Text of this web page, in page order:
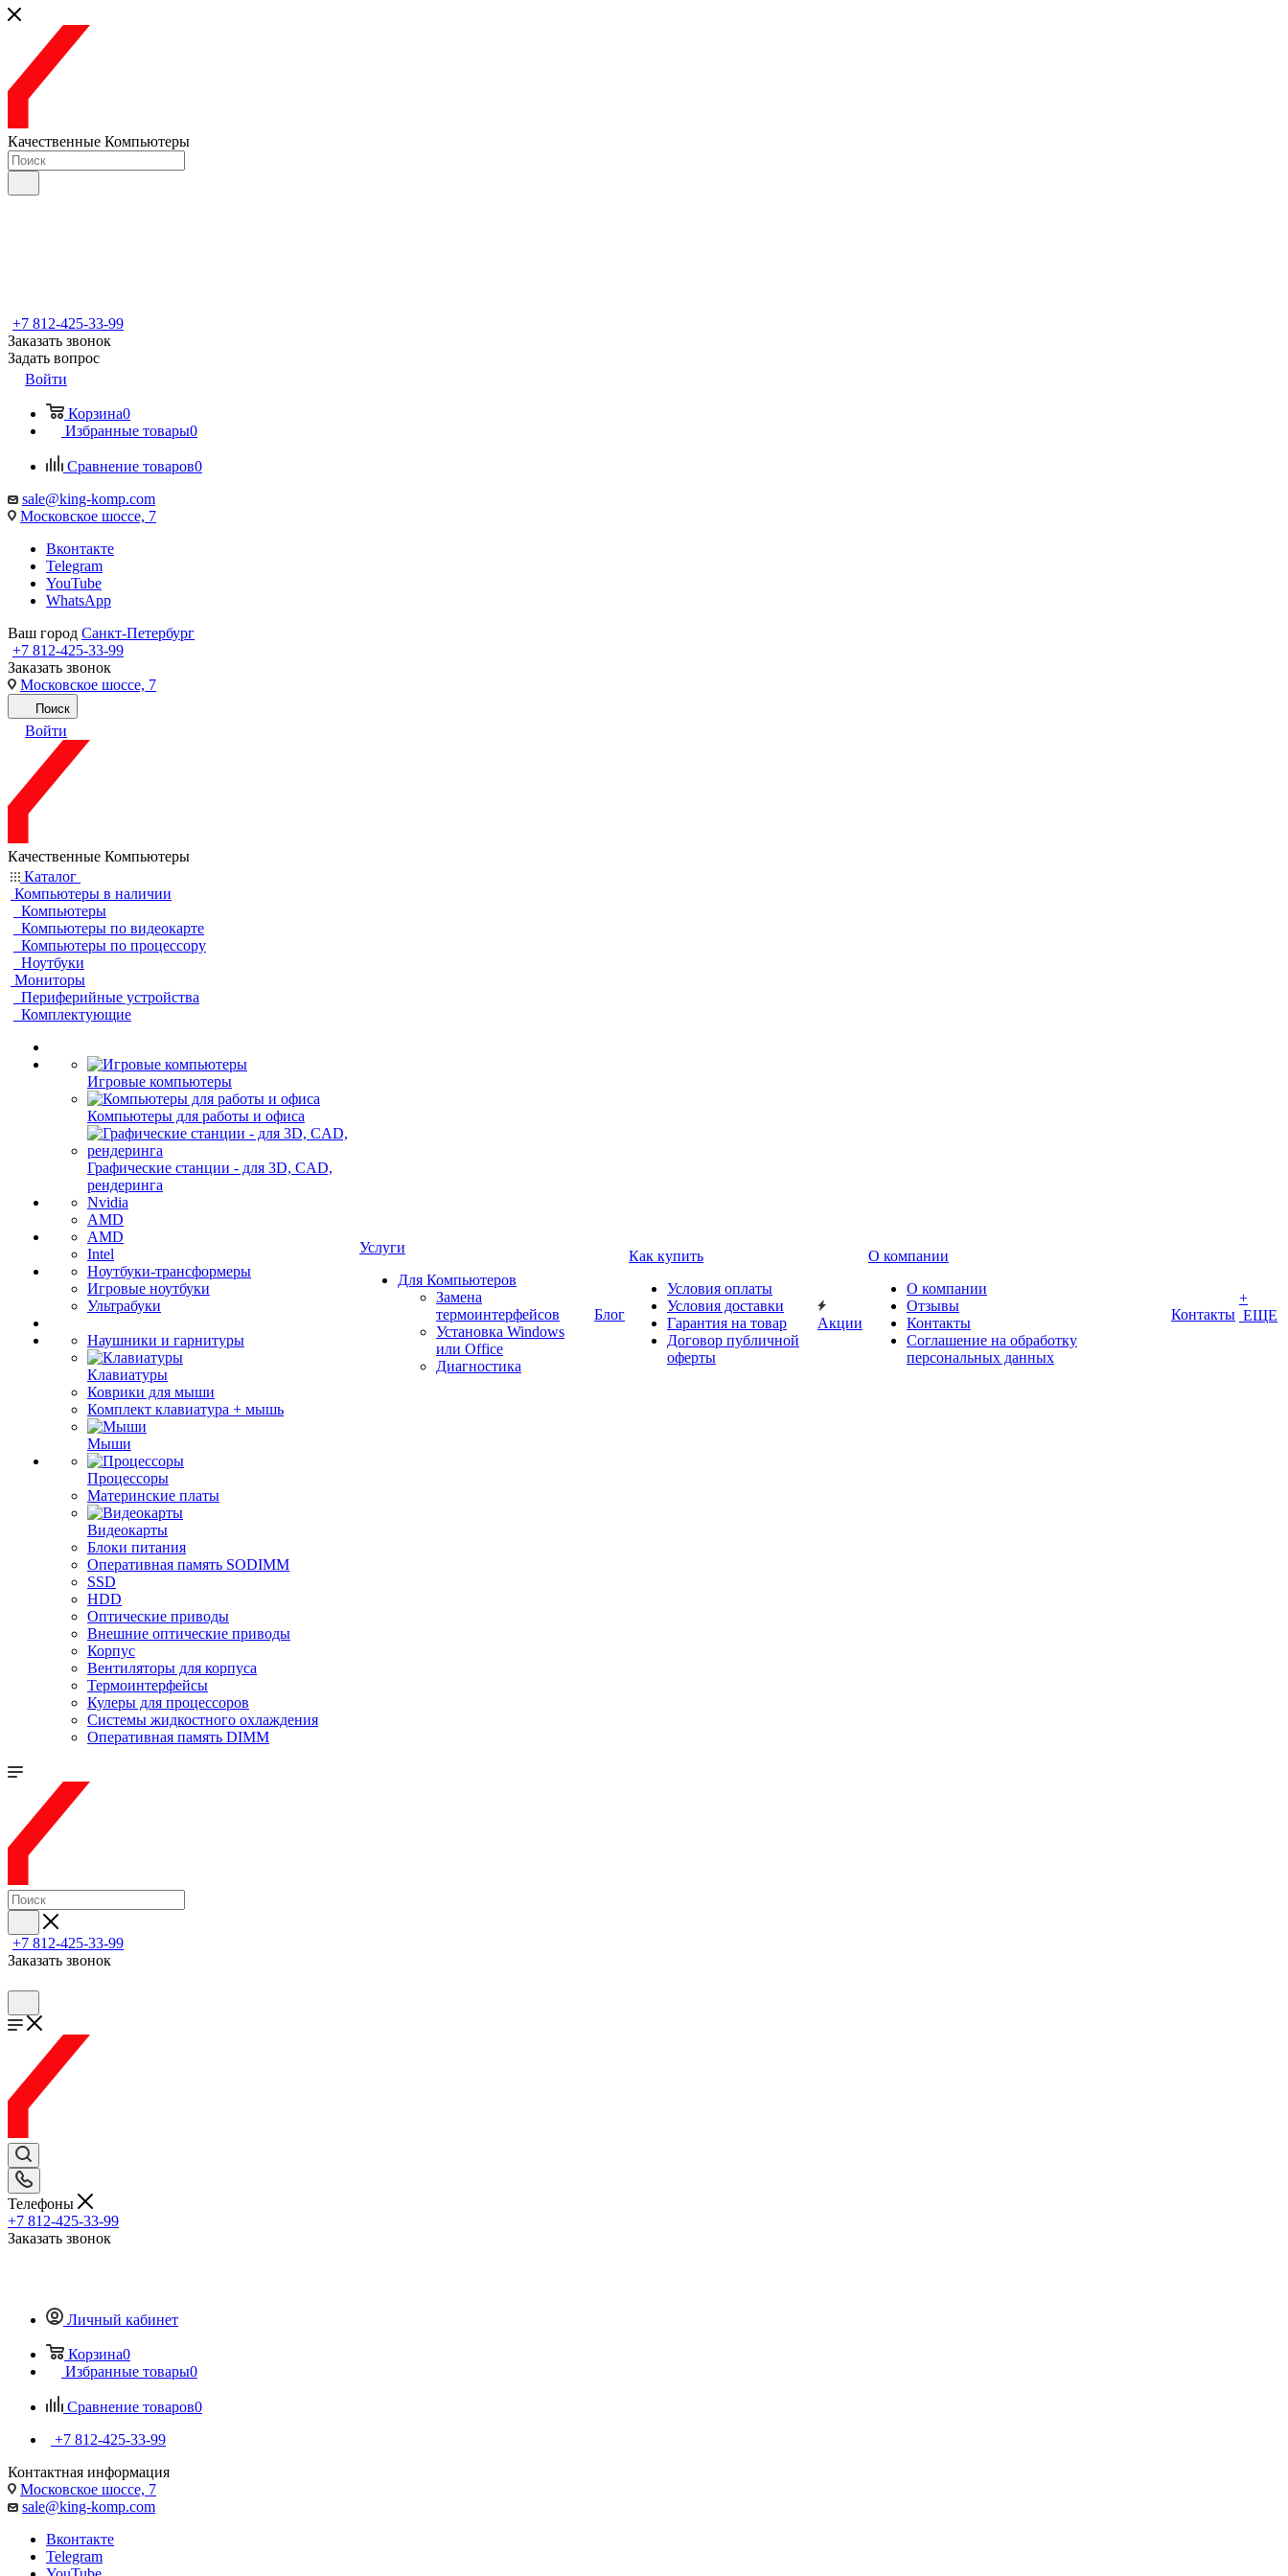
Качественные Компьютеры
+7 812-425-33-99
Заказать звонок
Задать вопрос
Войти
Корзина0
Избранные товары0
Сравнение товаров0
sale@king-komp.com
Московское шоссе, 7
Вконтакте
Telegram
YouTube
WhatsApp
Ваш город Санкт-Петербург
+7 812-425-33-99
Заказать звонок
Московское шоссе, 7
Поиск
Войти
Качественные Компьютеры
Каталог
Компьютеры в наличии
Компьютеры
Компьютеры по видеокарте
Компьютеры по процессору
Ноутбуки
Мониторы
Периферийные устройства
Комплектующие
Игровые компьютеры
Компьютеры для работы и офиса
Графические станции - для 3D, CAD,
рендеринга
Nvidia
AMD
AMD
Intel
Ноутбуки-трансформеры
Игровые ноутбуки
Ультрабуки
Наушники и гарнитуры
Клавиатуры
Коврики для мыши
Комплект клавиатура + мышь
Мыши
Процессоры
Материнские платы
Видеокарты
Блоки питания
Оперативная память SODIMM
SSD
HDD
Оптические приводы
Внешние оптические приводы
Корпус
Вентиляторы для корпуса
Термоинтерфейсы
Кулеры для процессоров
Системы жидкостного охлаждения
Оперативная память DIMM
Услуги
Для Компьютеров
Замена
термоинтерфейсов
Установка Windows
или Office
Диагностика
Блог
Как купить
Условия оплаты
Условия доставки
Гарантия на товар
Договор публичной
оферты
Акции
О компании
О компании
Отзывы
Контакты
Соглашение на обработку
персональных данных
Контакты
+
ЕЩЕ
+7 812-425-33-99
Заказать звонок
Телефоны
+7 812-425-33-99
Заказать звонок
Личный кабинет
Корзина0
Избранные товары0
Сравнение товаров0
+7 812-425-33-99
Контактная информация
Московское шоссе, 7
sale@king-komp.com
Вконтакте
Telegram